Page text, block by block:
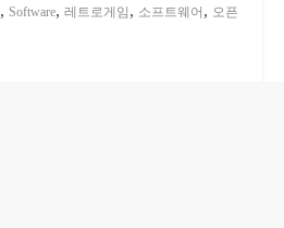
, Software, 레트로게임 , 소프트웨어 , 오픈